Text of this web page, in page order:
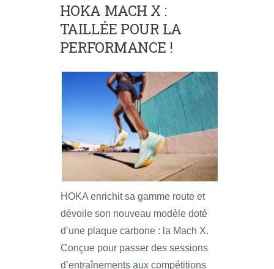
HOKA MACH X :
TAILLÉE POUR LA
PERFORMANCE !
HOKA enrichit sa gamme route et
dévoile son nouveau modèle doté
d’une plaque carbone : la Mach X.
Conçue pour passer des sessions
d’entraînements aux compétitions